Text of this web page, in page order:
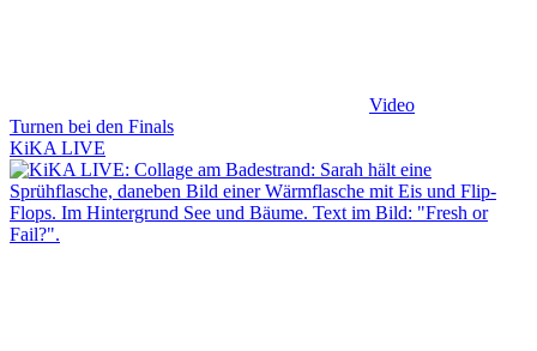
Video
Turnen bei den Finals
KiKA LIVE